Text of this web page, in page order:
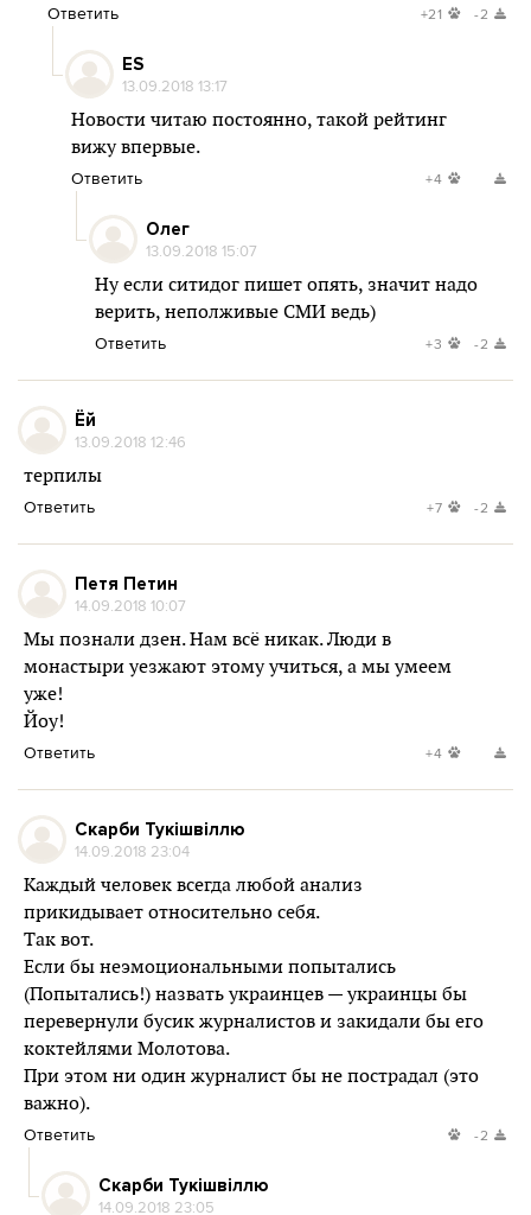
Ответить +21 -2
ES
13.09.2018 13:17
Новости читаю постоянно, такой рейтинг
вижу впервые.
Ответить +4
Олег
13.09.2018 15:07
Ну если ситидог пишет опять, значит надо
верить, неполживые СМИ ведь)
Ответить +3 -2
Ёй
13.09.2018 12:46
терпилы
Ответить +7 -2
Петя Петин
14.09.2018 10:07
Мы познали дзен. Нам всё никак. Люди в
монастыри уезжают этому учиться, а мы умеем
уже!
Йоу!
Ответить +4
Скарби Тукішвіллю
14.09.2018 23:04
Каждый человек всегда любой анализ
прикидывает относительно себя.
Так вот.
Если бы неэмоциональными попытались
(Попытались!) назвать украинцев — украинцы бы
перевернули бусик журналистов и закидали бы его
коктейлями Молотова.
При этом ни один журналист бы не пострадал (это
важно).
Ответить -2
Скарби Тукішвіллю
14.09.2018 23:05